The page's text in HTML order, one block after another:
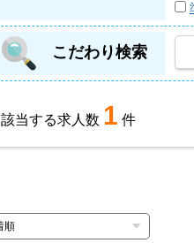
こだわり検索
該当する求人数 1 件